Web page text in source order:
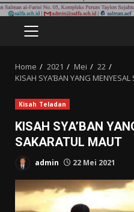
PRIMARY
Home 2021 Mei
22
KISAH SYA’BAN YANG
Kisah Teladan
KISAH SYA’BAN
SAKARATUL MAUT
admin 22 Mei 2021